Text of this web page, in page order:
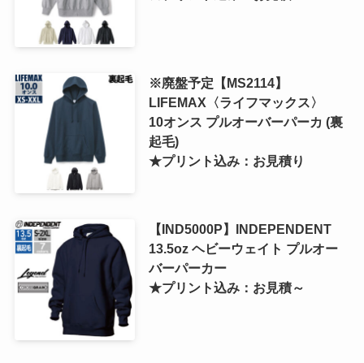
※廃盤予定【MS2114】
LIFEMAX〈ライフマックス〉
10オンス プルオーバーパーカ (裏
起毛)
★プリント込み：お見積り
【IND5000P】INDEPENDENT
13.5oz ヘビーウェイト プルオー
バーパーカー
★プリント込み：お見積～